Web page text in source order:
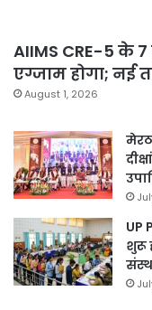
AIIMS CRE-5 के 7
एग्जाम होगा; नई
August 1, 2026
UP
शुरू